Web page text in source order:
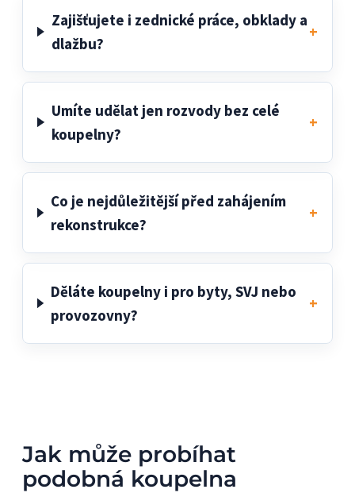
Zajišťujete i zednické práce, obklady a
dlažbu?
Umíte udělat jen rozvody bez celé
koupelny?
Co je nejdůležitější před zahájením
rekonstrukce?
Děláte koupelny i pro byty, SVJ nebo
provozovny?
Jak může probíhat
podobná koupelna